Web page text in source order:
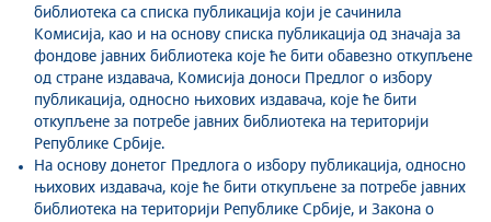
библиотека са списка публикација који је сачинила
Комисија, као и на основу списка публикација од значаја за
фондове јавних библиотека које ће бити обавезно откупљене
од стране издавача, Комисија доноси Предлог о избору
публикација, односно њихових издавача, које ће бити
откупљене за потребе јавних библиотека на територији
Републике Србије.
На основу донетог Предлога о избору публикација, односно
њихових издавача, које ће бити откупљене за потребе јавних
библиотека на територији Републике Србије, и Закона о